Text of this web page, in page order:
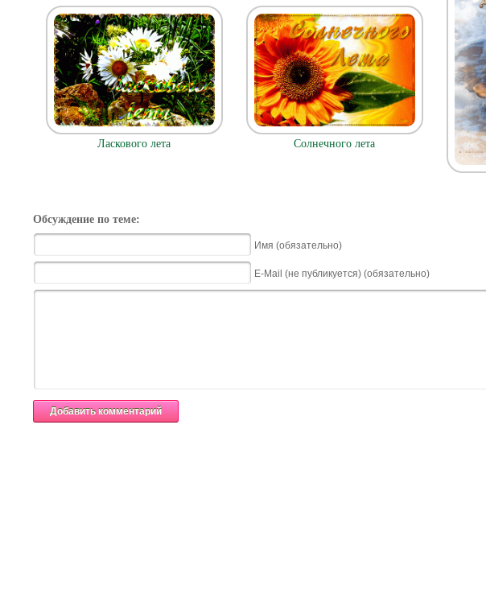
Ласкового лета Солнечного лета
Обсуждение по теме:
Имя (обязательно)
E-Mail (не публикуется) (обязательно)